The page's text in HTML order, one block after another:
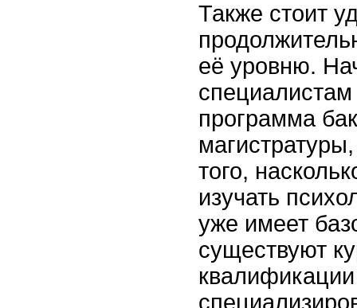
Также стоит
её уровню.
программа
того,
изучать
уже имеет
существуют